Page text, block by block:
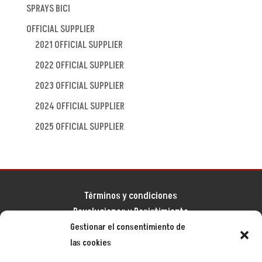
Gestionar el consentimiento de
las cookies
SPRAYS BICI
OFFICIAL SUPPLIER
2021 OFFICIAL SUPPLIER
2022 OFFICIAL SUPPLIER
2023 OFFICIAL SUPPLIER
2024 OFFICIAL SUPPLIER
2025 OFFICIAL SUPPLIER
Términos y condiciones
Devoluciones y Desistimiento
Aviso legal
Política de privacidad